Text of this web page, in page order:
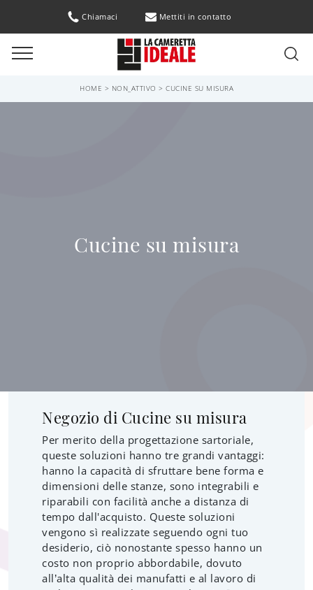
Chiamaci Mettiti in contatto
HOME > NON_ATTIVO > CUCINE SU MISURA
Cucine su misura
Negozio di Cucine su misura
Per merito della progettazione sartoriale,
queste soluzioni hanno tre grandi vantaggi:
hanno la capacità di sfruttare bene forma e
dimensioni delle stanze, sono integrabili e
riparabili con facilità anche a distanza di
tempo dall'acquisto. Queste soluzioni
vengono sì realizzate seguendo ogni tuo
desiderio, ciò nonostante spesso hanno un
costo non proprio abbordabile, dovuto
all’alta qualità dei manufatti e al lavoro di